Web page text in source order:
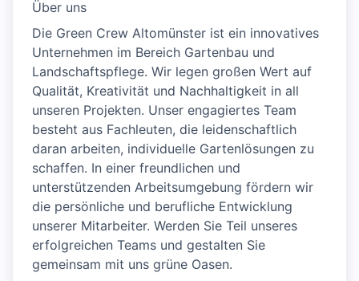
Über uns
Die Green Crew Altomünster ist ein innovatives
Unternehmen im Bereich Gartenbau und
Landschaftspflege. Wir legen großen Wert auf
Qualität, Kreativität und Nachhaltigkeit in all
unseren Projekten. Unser engagiertes Team
besteht aus Fachleuten, die leidenschaftlich
daran arbeiten, individuelle Gartenlösungen zu
schaffen. In einer freundlichen und
unterstützenden Arbeitsumgebung fördern wir
die persönliche und berufliche Entwicklung
unserer Mitarbeiter. Werden Sie Teil unseres
erfolgreichen Teams und gestalten Sie
gemeinsam mit uns grüne Oasen.